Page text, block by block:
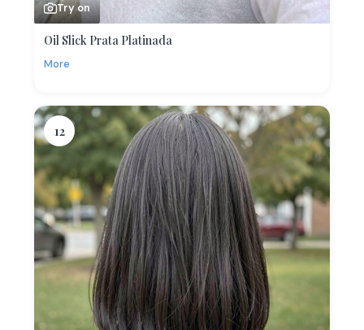
Try on
Oil Slick Prata Platinada
More
12